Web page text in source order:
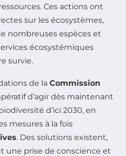
Ces actions ont
sur les écosystèmes,
nombreuses espèces et
écosystémiques
survie.
de la Commission
d’agir dès maintenant
d’ici 2030, en
mesures à la fois
. Des solutions existent,
une prise de conscience et